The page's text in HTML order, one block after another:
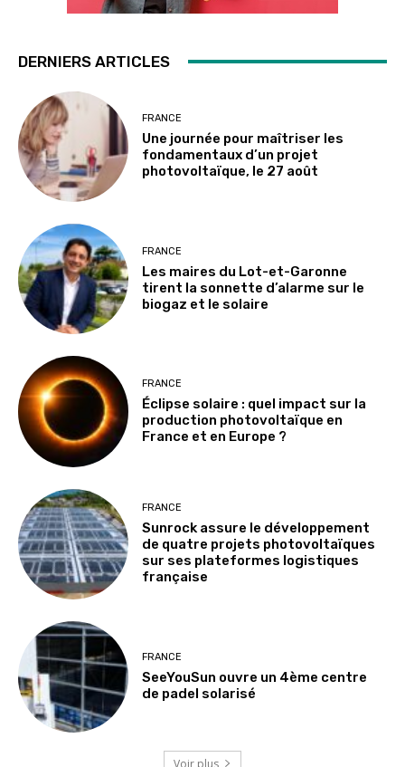
DERNIERS ARTICLES
FRANCE
Une journée pour maîtriser les
fondamentaux d’un projet
photovoltaïque, le 27 août
FRANCE
Les maires du Lot-et-Garonne
tirent la sonnette d’alarme sur le
biogaz et le solaire
FRANCE
Éclipse solaire : quel impact sur la
production photovoltaïque en
France et en Europe ?
FRANCE
Sunrock assure le développement
de quatre projets photovoltaïques
sur ses plateformes logistiques
française
FRANCE
SeeYouSun ouvre un 4ème centre
de padel solarisé
Voir plus